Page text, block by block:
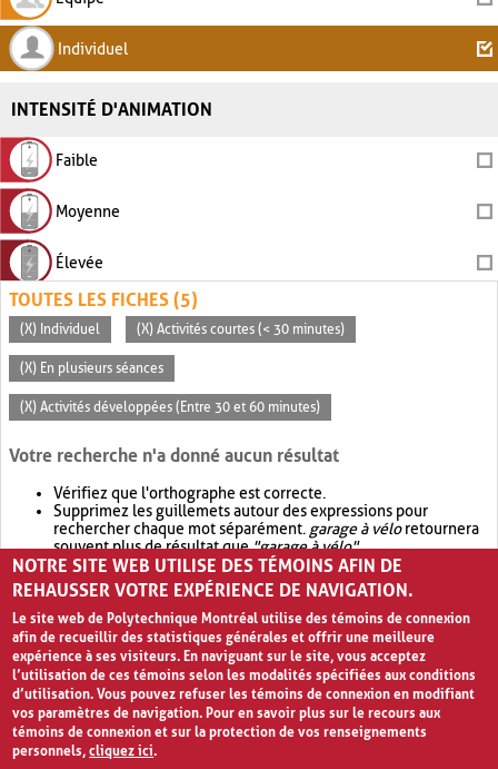
Individuel
INTENSITÉ D'ANIMATION
Faible
Moyenne
Élevée
TOUTES LES FICHES (5)
(X) Individuel (X) Activités courtes (< 30 minutes)
(X) En plusieurs séances
(X) Activités développées (Entre 30 et 60 minutes)
Votre recherche n'a donné aucun résultat
Vérifiez que l'orthographe est correcte.
Supprimez les guillemets autour des expressions pour
rechercher chaque mot séparément. garage à véloretournera
souvent plus de résultat que"garage à vélo".
Envisagez d'élargir votre recherche avec OR.garage OR vélo
retournera souvent plus de résultat quegarage à vélo
NOTRE SITE WEB UTILISE DES TÉMOINS AFIN DE
REHAUSSER VOTRE EXPÉRIENCE DE NAVIGATION.
Le site web de Polytechnique Montréal utilise des témoins de connexion
afin de recueillir des statistiques générales et offrir une meilleure
expérience à ses visiteurs. En naviguant sur le site, vous acceptez
l’utilisation de ces témoins selon les modalités spécifiées aux conditions
d’utilisation. Vous pouvez refuser les témoins de connexion en modifiant
vos paramètres de navigation. Pour en savoir plus sur le recours aux
témoins de connexion et sur la protection de vos renseignements
personnels,cliquez ici.